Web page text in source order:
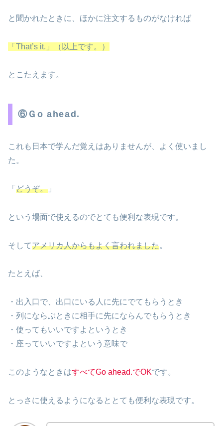
と聞かれたときに、ほかに注文するものがなければ
「That’s it.」（以上です。）
とこたえます。
⑥Ｇo ahead.
これも日本で学んだ覚えはありませんが、よく使いまし
た。
「 どうぞ。 」
という場面で使えるのでとても便利な表現です。
そしてアメリカ人からもよく言われました。
たとえば、
・出入口で、出口にいる人に先にでてもらうとき
・列にならぶときに相手に先にならんでもらうとき
・使ってもいいですよというとき
・座っていいですよという意味で
このようなときはすべてGo ahead.でOKです。
とっさに使えるようになるととても便利な表現です。